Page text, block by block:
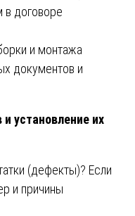
в договоре
и монтажа
документов и
установление их
(дефекты)? Если
и причины